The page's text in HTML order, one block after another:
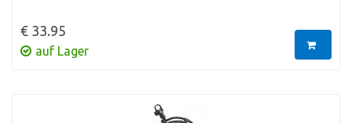
€ 33.95
auf Lager